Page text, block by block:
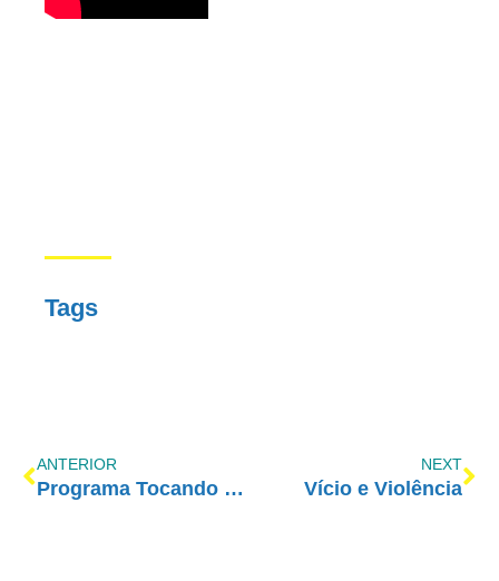
Tags
ANTERIOR
Programa Tocando em Frente Família com AE – 18/03
NEXT
Vício e Violência